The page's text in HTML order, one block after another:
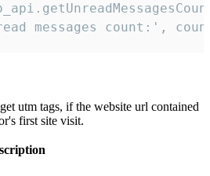
messages count:',
utm tags, if the website url contained
first site visit.